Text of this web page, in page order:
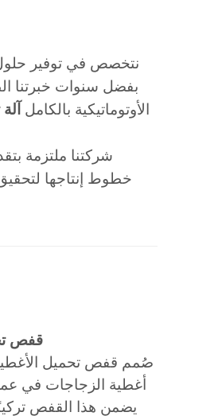
بفضل سنوات خبرتنا
ماكينة MIC 24-18-6 الأوتوماتيكية بالكامل
شركتنا ملتزمة
خطوط إنتاجها
قفص
صُمم قفص تحميل
أغطية الزجاجات في
يضمن هذا القفص